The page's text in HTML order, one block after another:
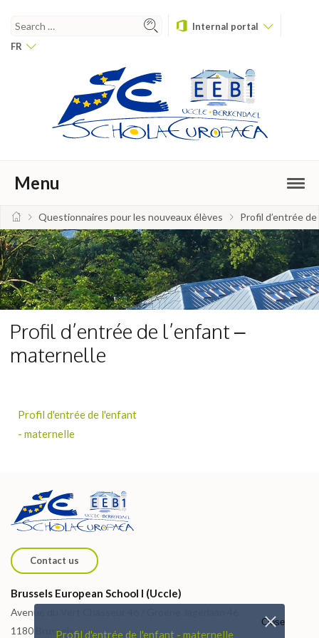
Internal portal
FR
Menu
Questionnaires pour les nouveaux élèves Profil d’entrée
Profil d’entrée de l’enfant –
maternelle
Profil d'entrée de l'enfant
- maternelle
Contact us
Brussels European School I (Uccle)
Avenue du Vert Chasseur 46 / Groene Jagerlaan 46
1180 BrusselsProfil d'entrée de l'enfant - maternelle
Close